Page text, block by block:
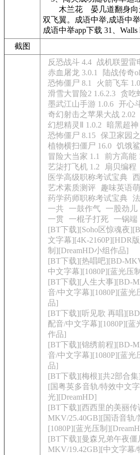
木兰花 晏几道翻身向
双飞翼。成语中举,成语中
成语中举app下载 31、Walls
截图
反恐战斗 4.4 战机联盟雷
赤血屠龙 3.0.1
陆战传奇
恐怖僵尸 8.1
火箭飞车
滑雪大冒险2 1.6.2.3 贪吃
墨武江山手游 1.0.6
开心
奇幻射击之苹果大战 2.02
幻想精灵Ⅱ 1.0.2
暗黑超神
恐怖僵尸 8.15 保卫家园
植物横扫僵尸 16.0 饥饿
冒险大当家 1.1
前方高能
艺柒打飞机 1.2
扇贝编程
医学高级职称考试宝典
艺术素质测评
趣味英语
药学药师职称考试宝典
一共
一鼓作气 一股劲儿
一贯
一棍子打死 一锅端
[BT下载][Soho区惊魂夜
文字幕][4K-2160P][HDR
制][DreamHD小组作品]
[BT下载][热唱吧][BD-
中文字幕][1080P][蓝光压
[BT下载][人生大事][BD-
音/中文字幕][1080P][蓝光
品]
[BT下载][听见歌 再唱
配音/中文字幕][1080P][蓝
作品]
[BT下载][锦绣前程][BD-
音/中文字幕][1080P][蓝光
品]
[BT下载][梅根][共2部合
[国粤英多音轨/特效中文
光][DreamHD]
[BT下载][西西里的美丽传
MKV/25.40GB][国语音轨/
[1080P][蓝光压制
[BT下载][曼森兄弟午夜
MKV/19.42GB][中文字幕/